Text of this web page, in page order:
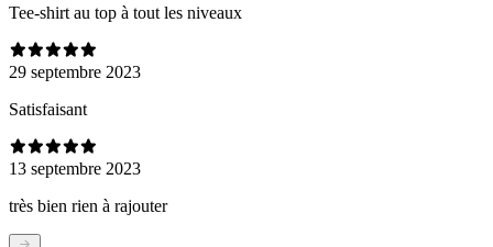
Tee-shirt au top à tout les niveaux
29 septembre 2023
Satisfaisant
13 septembre 2023
très bien rien à rajouter